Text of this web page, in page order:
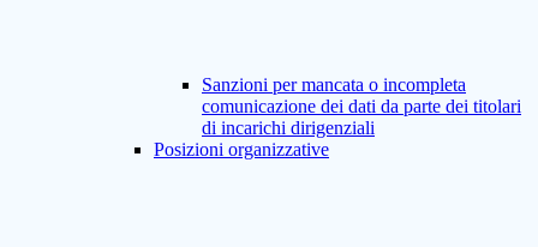
Sanzioni per mancata o incompleta
comunicazione dei dati da parte dei titolari
di incarichi dirigenziali
Posizioni organizzative